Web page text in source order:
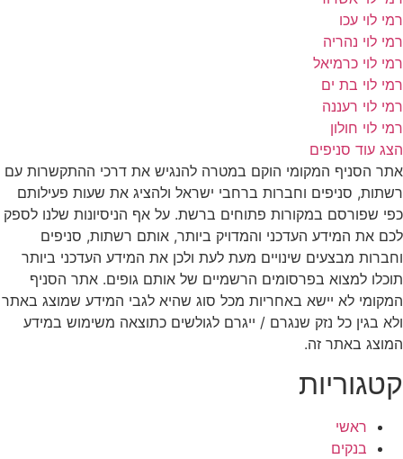
רמי לוי עכו
רמי לוי נהריה
רמי לוי כרמיאל
רמי לוי בת ים
רמי לוי רעננה
רמי לוי חולון
הצג עוד סניפים
אתר הסניף המקומי הוקם במטרה להנגיש את דרכי ההתקשרות עם
רשתות, סניפים וחברות ברחבי ישראל ולהציג את שעות פעילותם
כפי שפורסם במקורות פתוחים ברשת. על אף הניסיונות שלנו לספק
לכם את המידע העדכני והמדויק ביותר, אותם רשתות, סניפים
וחברות מבצעים שינויים מעת לעת ולכן את המידע העדכני ביותר
תוכלו למצוא בפרסומים הרשמיים של אותם גופים. אתר הסניף
המקומי לא יישא באחריות מכל סוג שהיא לגבי המידע שמוצג באתר
ולא בגין כל נזק שנגרם / ייגרם לגולשים כתוצאה משימוש במידע
המוצג באתר זה.
קטגוריות
ראשי
בנקים